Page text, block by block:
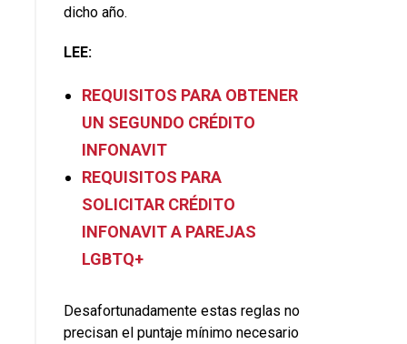
dicho año.
LEE:
REQUISITOS PARA OBTENER
UN SEGUNDO CRÉDITO
INFONAVIT
REQUISITOS PARA
SOLICITAR CRÉDITO
INFONAVIT A PAREJAS
LGBTQ+
Desafortunadamente estas reglas no
precisan el puntaje mínimo necesario